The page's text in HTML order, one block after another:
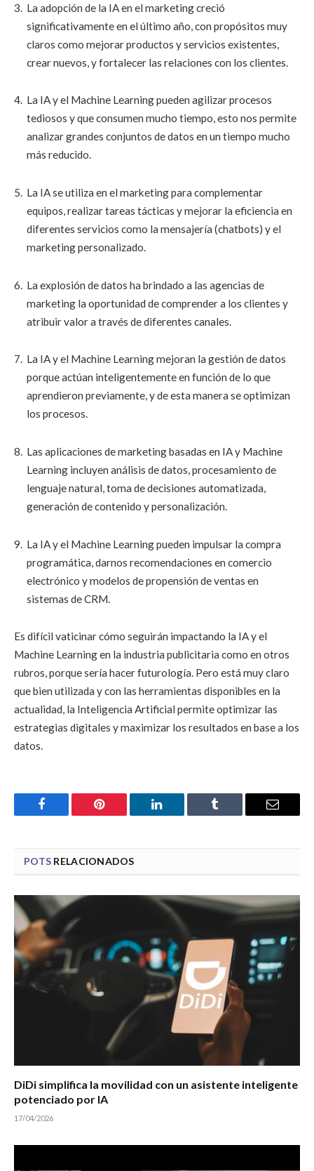
La adopción de la IA en el marketing creció
significativamente en el último año, con propósitos muy
claros como mejorar productos y servicios existentes,
crear nuevos, y fortalecer las relaciones con los clientes.
La IA y el Machine Learning pueden agilizar procesos
tediosos y que consumen mucho tiempo, esto nos permite
analizar grandes conjuntos de datos en un tiempo mucho
más reducido.
La IA se utiliza en el marketing para complementar
equipos, realizar tareas tácticas y mejorar la eficiencia en
diferentes servicios como la mensajería (chatbots) y el
marketing personalizado.
La explosión de datos ha brindado a las agencias de
marketing la oportunidad de comprender a los clientes y
atribuir valor a través de diferentes canales.
La IA y el Machine Learning mejoran la gestión de datos
porque actúan inteligentemente en función de lo que
aprendieron previamente, y de esta manera se optimizan
los procesos.
Las aplicaciones de marketing basadas en IA y Machine
Learning incluyen análisis de datos, procesamiento de
lenguaje natural, toma de decisiones automatizada,
generación de contenido y personalización.
La IA y el Machine Learning pueden impulsar la compra
programática, darnos recomendaciones en comercio
electrónico y modelos de propensión de ventas en
sistemas de CRM.
Es difícil vaticinar cómo seguirán impactando la IA y el
Machine Learning en la industria publicitaria como en otros
rubros, porque sería hacer futurología. Pero está muy claro
que bien utilizada y con las herramientas disponibles en la
actualidad, la Inteligencia Artificial permite optimizar las
estrategias digitales y maximizar los resultados en base a los
datos.
Facebook Pinterest LinkedIn Tumblr Email
POTS RELACIONADOS
DiDi simplifica la movilidad con un asistente inteligente
potenciado por IA
17/04/2026